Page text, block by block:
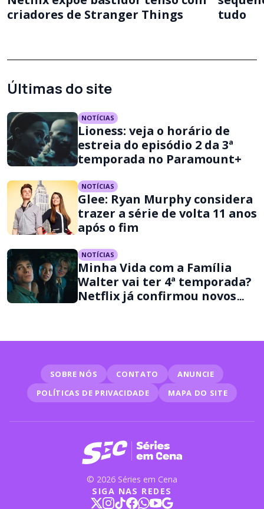
criadores de Stranger Things
tudo
Últimas do site
NOTÍCIAS
Lioness: veja o horário de
estreia do episódio 2 da 3ª
temporada no Paramount+
NOTÍCIAS
Glee: Ryan Murphy considera
trazer a série de volta 11 anos
após o fim
NOTÍCIAS
Minha Vida com a Família
Walter vai ter 4ª temporada?
Netflix já confirmou novos
SOBRE NÓS CONTATO
ANUNCIE
POLÍTICAS DE PRIVACIDADE
MAPA DO SITE
© 2026 Séries em Cena
SIGA NAS REDES